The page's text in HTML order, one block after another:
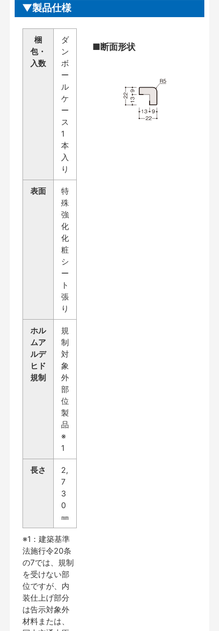
製品仕様
梱
包・
入数
ダ
ン
ボ
ー
ル
ケ
ー
ス
1
本
入
り
表面
特
殊
強
化
化
粧
シ
ー
ト
張
り
ホル
ムア
ルデ
ヒド
規制
規
制
対
象
外
部
位
製
品
※
1
長さ
2,
7
3
0
㎜
※1：建築基準
法施行令20条
の7では、規制
を受けない部
位ですが、内
装仕上げ部分
は告示対象外
材料または、
■断面形状